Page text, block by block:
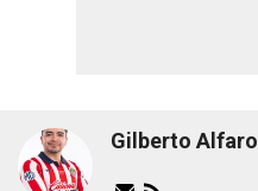
Gilberto Alfaro